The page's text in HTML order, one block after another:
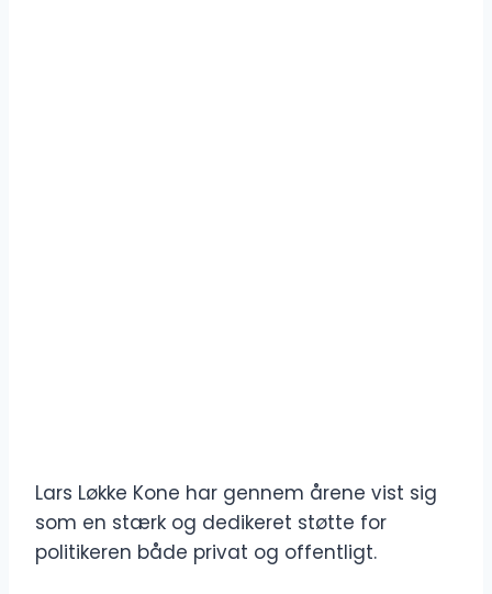
Lars Løkke Kone har gennem årene vist sig
som en stærk og dedikeret støtte for
politikeren både privat og offentligt.